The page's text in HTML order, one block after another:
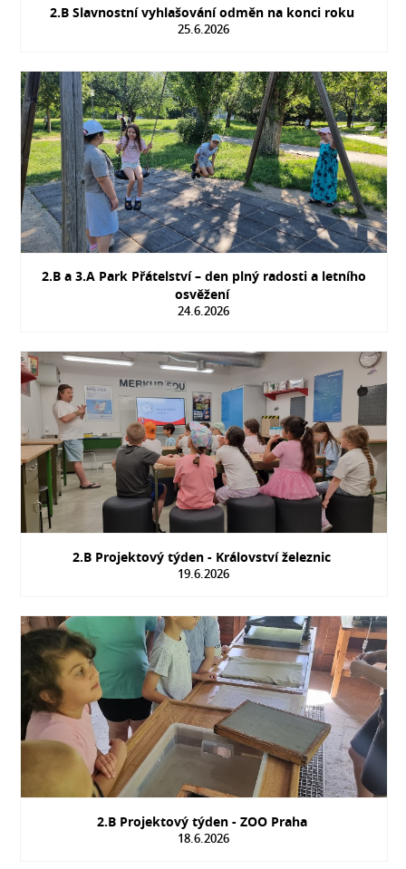
2.B Slavnostní vyhlašování odměn na konci roku
25.6.2026
2.B a 3.A Park Přátelství – den plný radosti a letního
osvěžení
24.6.2026
2.B Projektový týden - Království železnic
19.6.2026
2.B Projektový týden - ZOO Praha
18.6.2026